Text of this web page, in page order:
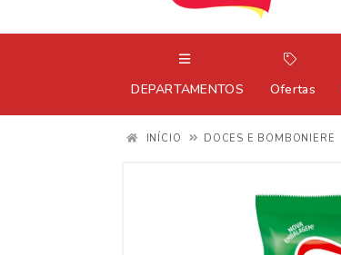
DEPARTAMENTOS Ofertas
INÍCIO DOCES E BOMBONIERE